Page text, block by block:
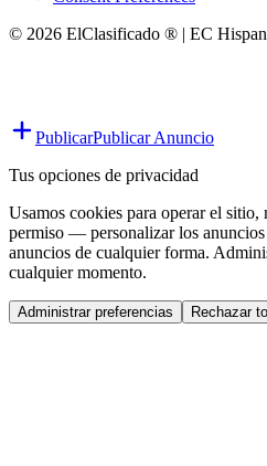
© 2026 ElClasificado ® | EC
PublicarPublicar Anuncio
Tus opciones de privacidad
Usamos cookies para operar el
permiso — personalizar los anuncios
anuncios de cualquier forma.
cualquier momento.
Administrar preferencias Rechazar